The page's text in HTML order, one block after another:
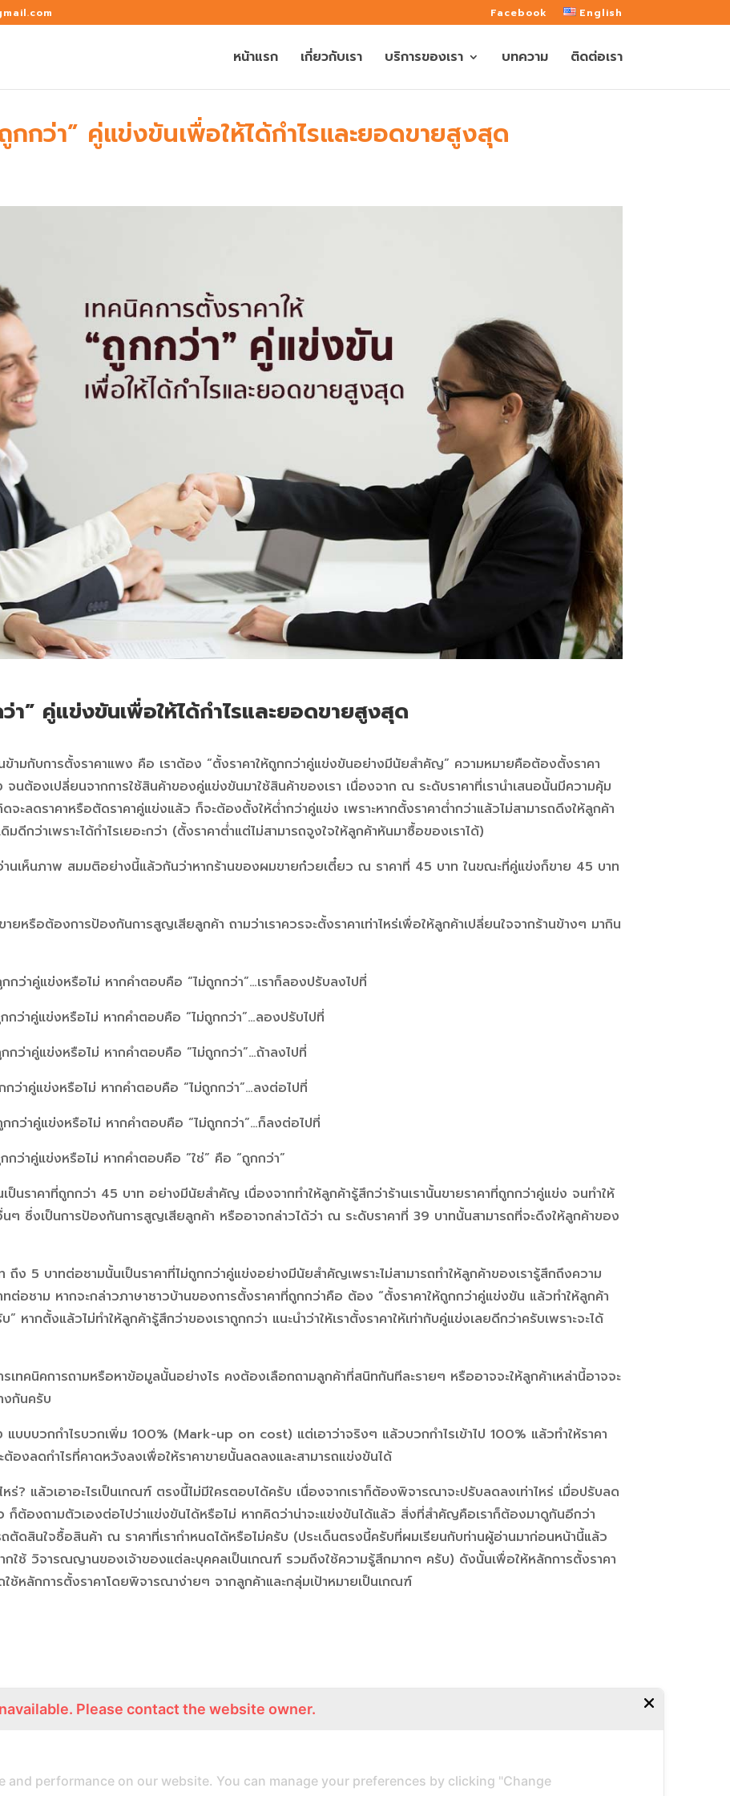
Facebook English
หน้าแรก เกี่ยวกับเรา บริการของเรา บทความ ติดต่อเรา
กกว่า”​ คู่แข่งขันเพื่อให้ได้กำไรและยอดขายสูงสุด
า”​ คู่แข่งขันเพื่อให้ได้กำไรและยอดขายสูงสุด
ามกับการตั้งราคาแพง คือ เราต้อง “ตั้งราคาให้ถูกกว่าคู่แข่งขันอย่างมีนัยสำคัญ” ความหมายคือต้องตั้งราคา
นต้องเปลี่ยนจากการใช้สินค้าของคู่แข่งขันมาใช้สินค้าของเรา เนื่องจาก ณ ระดับราคาที่เรานำเสนอนั้นมีความคุ้ม
ะลดราคาหรือตัดราคาคู่แข่งแล้ว ก็จะต้องตั้งให้ต่ำกว่าคู่แข่ง เพราะหากตั้งราคาต่ำกว่าแล้วไม่สามารถดึงให้ลูกค้า
มดีกว่าเพราะได้กำไรเยอะกว่า (ตั้งราคาต่ำแต่ไม่สามารถจูงใจให้ลูกค้าหันมาซื้อของเราได้)
นเห็นภาพ สมมติอย่างนี้แล้วกันว่าหากร้านของผมขายก๋วยเตี๋ยว ณ ราคาที่ 45 บาท ในขณะที่คู่แข่งก็ขาย 45 บาท
ยหรือต้องการป้องกันการสูญเสียลูกค้า ถามว่าเราควรจะตั้งราคาเท่าไหร่เพื่อให้ลูกค้าเปลี่ยนใจจากร้านข้างๆ มากิน
กว่าคู่แข่งหรือไม่ หากคำตอบคือ “ไม่ถูกกว่า”…เราก็ลองปรับลงไปที่
กว่าคู่แข่งหรือไม่ หากคำตอบคือ “ไม่ถูกกว่า”…ลองปรับไปที่
กว่าคู่แข่งหรือไม่ หากคำตอบคือ “ไม่ถูกกว่า”…ถ้าลงไปที่
กว่าคู่แข่งหรือไม่ หากคำตอบคือ “ไม่ถูกกว่า”…ลงต่อไปที่
กว่าคู่แข่งหรือไม่ หากคำตอบคือ “ไม่ถูกกว่า”…ก็ลงต่อไปที่
กว่าคู่แข่งหรือไม่ หากคำตอบคือ “ใช่” คือ “ถูกกว่า”
นราคาที่ถูกกว่า 45 บาท อย่างมีนัยสำคัญ เนื่องจากทำให้ลูกค้ารู้สึกว่าร้านเรานั้นขายราคาที่ถูกกว่าคู่แข่ง จนทำให้
นๆ ซึ่งเป็นการป้องกันการสูญเสียลูกค้า หรืออาจกล่าวได้ว่า ณ ระดับราคาที่ 39 บาทนั้นสามารถที่จะดึงให้ลูกค้าของ
ง 5 บาทต่อชามนั้นเป็นราคาที่ไม่ถูกกว่าคู่แข่งอย่างมีนัยสำคัญเพราะไม่สามารถทำให้ลูกค้าของเรารู้สึกถึงความ
อชาม หากจะกล่าวภาษาชาวบ้านของการตั้งราคาที่ถูกกว่าคือ ต้อง “ตั้งราคาให้ถูกกว่าคู่แข่งขัน แล้วทำให้ลูกค้า
หากตั้งแล้วไม่ทำให้ลูกค้ารู้สึกว่าของเราถูกกว่า แนะนำว่าให้เราตั้งราคาให้เท่ากับคู่แข่งเลยดีกว่าครับเพราะจะได้
เทคนิคการถามหรือหาข้อมูลนั้นอย่างไร คงต้องเลือกถามลูกค้าที่สนิทกันทีละรายๆ หรืออาจจะให้ลูกค้าเหล่านี้อาจจะ
งกันครับ
แบบบวกกำไรบวกเพิ่ม 100% (Mark-up on cost) แต่เอาว่าจริงๆ แล้วบวกกำไรเข้าไป 100% แล้วทำให้ราคา
องลดกำไรที่คาดหวังลงเพื่อให้ราคาขายนั้นลดลงและสามารถแข่งขันได้
ร่? แล้วเอาอะไรเป็นเกณฑ์ ตรงนี้ไม่มีใครตอบได้ครับ เนื่องจากเราก็ต้องพิจารณาจะปรับลดลงเท่าไหร่ เมื่อปรับลด
ก็ต้องถามตัวเองต่อไปว่าแข่งขันได้หรือไม่ หากคิดว่าน่าจะแข่งขันได้แล้ว สิ่งที่สำคัญคือเราก็ต้องมาดูกันอีกว่า
ตัดสินใจซื้อสินค้า ณ ราคาที่เรากำหนดได้หรือไม่ครับ (ประเด็นตรงนี้ครับที่ผมเรียนกับท่านผู้อ่านมาก่อนหน้านี้แล้ว
กใช้ วิจารณญานของเจ้าของแต่ละบุคคลเป็นเกณฑ์ รวมถึงใช้ความรู้สึกมากๆ ครับ) ดังนั้นเพื่อให้หลักการตั้งราคา
ใช้หลักการตั้งราคาโดยพิจารณาง่ายๆ จากลูกค้าและกลุ่มเป้าหมายเป็นเกณฑ์
Please contact the website owner.
and performance on our website. You can manage your preferences by clicking "Change